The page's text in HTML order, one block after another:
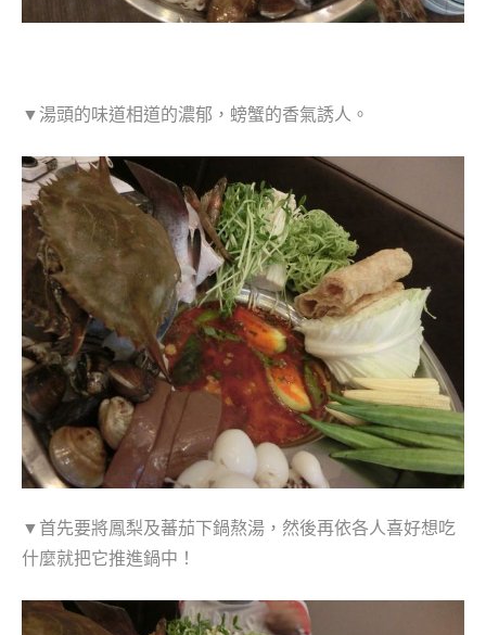
▼湯頭的味道相道的濃郁，螃蟹的香氣誘人。
▼首先要將鳳梨及蕃茄下鍋熬湯， 然後再依各人喜好想吃
什麼就把它推進鍋中！